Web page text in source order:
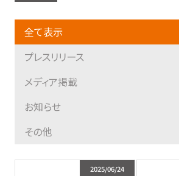
全て表示
プレスリリース
メディア掲載
お知らせ
その他
2025/06/24